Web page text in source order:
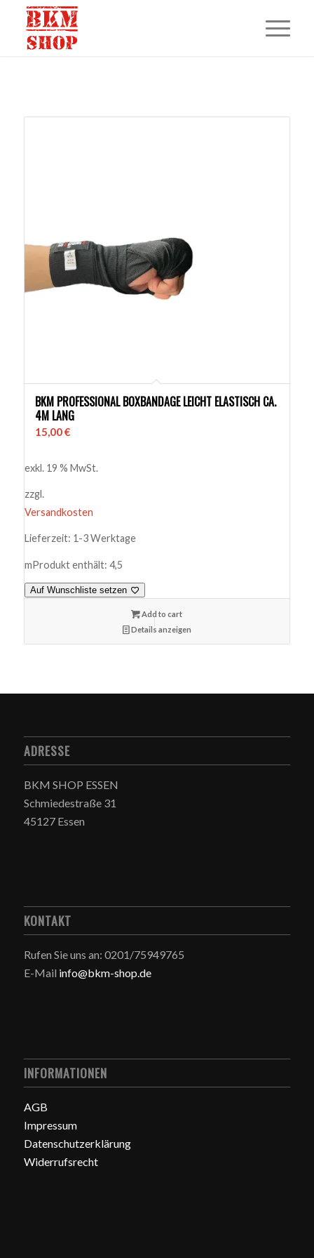
BKM PROFESSIONAL BOXBANDAGE LEICHT ELASTISCH CA.
4M LANG
15,00€
exkl. 19 % MwSt.
zzgl.
Versandkosten
Lieferzeit: 1-3 Werktage
Produkt enthält: 4,5
m
Auf Wunschliste setzen
Add to cart
Details anzeigen
ADRESSE
BKM SHOP ESSEN
Schmiedestraße 31
45127 Essen
KONTAKT
Rufen Sie uns an: 0201/75949765
E-Mail info@bkm-shop.de
INFORMATIONEN
AGB
Impressum
Datenschutzerklärung
Widerrufsrecht